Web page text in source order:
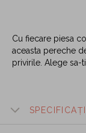
Cu fiecare piesa
aceasta pereche
privirile. Alege sa-